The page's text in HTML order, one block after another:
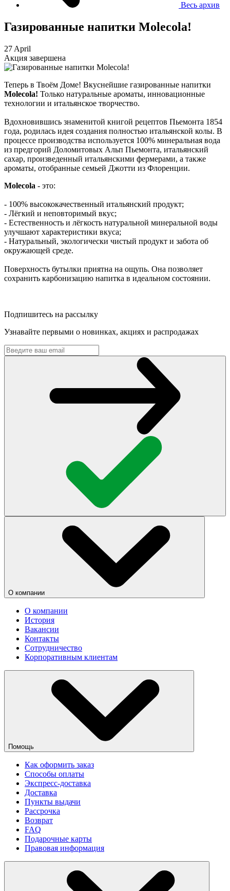
Весь архив
Газированные напитки Molecola!
27 April
Акция завершена
Теперь в Твоём Доме! Вкуснейшие газированные напитки
Molecola! Только натуральные ароматы, инновационные
технологии и итальянское творчество.
Вдохновившись знаменитой книгой рецептов Пьемонта 1854
года, родилась идея создания полностью итальянской колы. В
процессе производства используется 100% минеральная вода
из предгорий Доломитовых Альп Пьемонта, итальянский
сахар, произведенный итальянскими фермерами, а также
ароматы, отобранные семьей Джотти из Флоренции.
Molecola - это:
- 100% высококачественный итальянский продукт;
- Лёгкий и неповторимый вкус;
- Естественность и лёгкость натуральной минеральной воды
улучшают характеристики вкуса;
- Натуральный, экологически чистый продукт и забота об
окружающей среде.
Поверхность бутылки приятна на ощупь. Она позволяет
сохранить карбонизацию напитка в идеальном состоянии.
Подпишитесь на рассылку
Узнавайте первыми о новинках, акциях и распродажах
О компании
О компании
История
Вакансии
Контакты
Сотрудничество
Корпоративным клиентам
Помощь
Как оформить заказ
Способы оплаты
Экспресс-доставка
Доставка
Пункты выдачи
Рассрочка
Возврат
FAQ
Подарочные карты
Правовая информация